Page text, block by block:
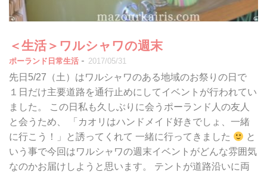
＜生活＞ワルシャワの週末
ポーランド日常生活 - 2017/05/31
先日5/27（土）はワルシャワのある地域のお祭りの日で
１日だけ主要道路を通行止めにしてイベントが行われてい
ました。 この日私も久しぶりに会うポーランド人の友人
と会うため、 「カオリはハンドメイド好きでしょ、一緒
に行こう！」と誘ってくれて 一緒に行ってきました
と
いう事で今回はワルシャワの週末イベントがどんな雰囲気
なのかお届けしようと思います。 テントが道路沿いに両